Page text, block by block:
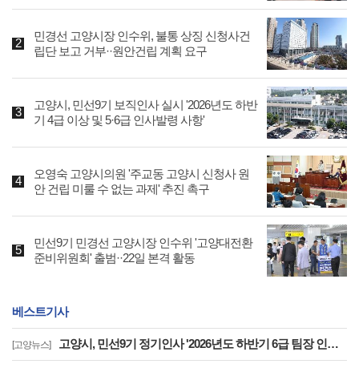
민경선 고양시장 인수위, 불통 상징 신청사건
립단 보고 거부··원안건립 계획 요구
고양시, 민선9기 보직인사 실시 '2026년도 하반
기 4급 이상 및 5·6급 인사발령 사항'
오영숙 고양시의원 '주교동 고양시 신청사 원
안 건립 미룰 수 없는 과제' 추진 촉구
민선9기 민경선 고양시장 인수위 '고양대전환
준비위원회' 출범··22일 본격 활동
베스트기사
[고양뉴스] 고양시, 민선9기 정기인사 '2026년도 하반기 6급 팀장 인사발령 사항'